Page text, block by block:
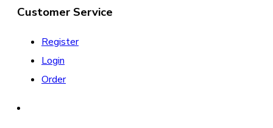
Customer Service
Register
Login
Order